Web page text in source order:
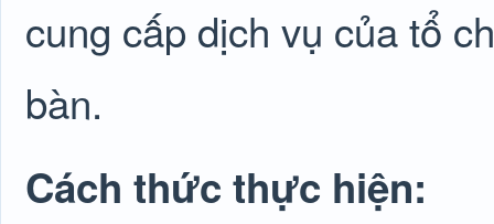
cung cấp dịch vụ của tổ
bàn.
Cách thức thực hiện: